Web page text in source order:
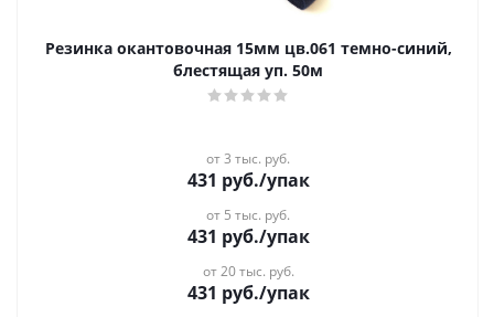
Резинка окантовочная 15мм цв.061 темно-синий,
блестящая уп. 50м
от 3 тыс. руб.
431 руб./упак
от 5 тыс. руб.
431 руб./упак
от 20 тыс. руб.
431 руб./упак